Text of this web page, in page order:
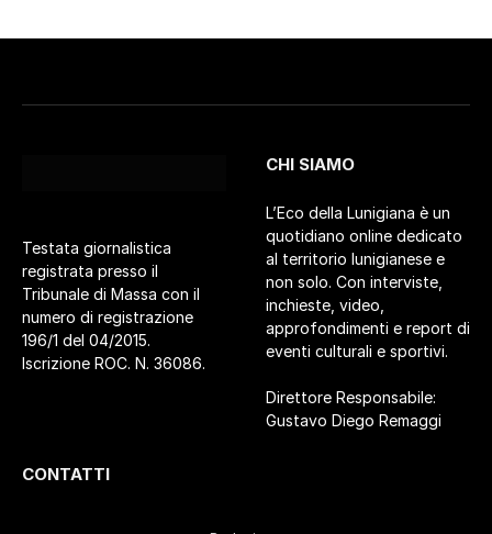
Testata giornalistica
registrata presso il
Tribunale di Massa con il
numero di registrazione
196/1 del 04/2015.
Iscrizione ROC. N. 36086.
CHI SIAMO
L’Eco della Lunigiana è un
quotidiano online dedicato
al territorio lunigianese e
non solo. Con interviste,
inchieste, video,
approfondimenti e report di
eventi culturali e sportivi.
Direttore Responsabile:
Gustavo Diego Remaggi
CONTATTI